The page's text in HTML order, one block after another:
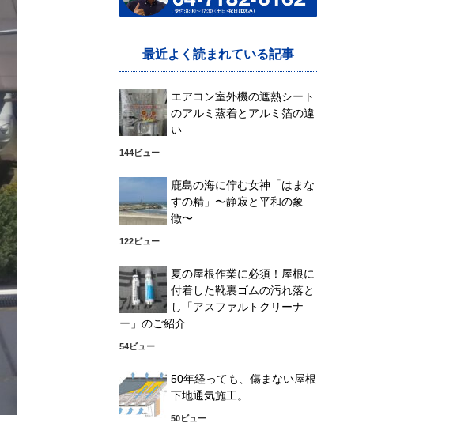
最近よく読まれている記事
エアコン室外機の遮熱シート
のアルミ蒸着とアルミ箔の違
い
144ビュー
鹿島の海に佇む女神「はまな
すの精」〜静寂と平和の象
徴〜
122ビュー
夏の屋根作業に必須！屋根に
付着した靴裏ゴムの汚れ落と
し「アスファルトクリーナ
ー」のご紹介
54ビュー
50年経っても、傷まない屋根
下地通気施工。
50ビュー